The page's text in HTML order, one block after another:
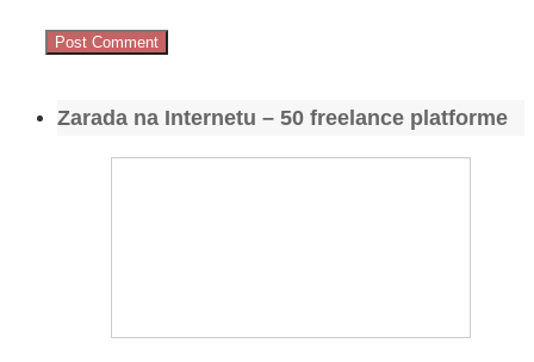
Zarada na Internetu – 50 freelance platforme